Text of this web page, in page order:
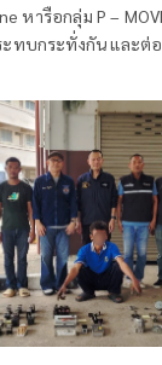
หารือกลุ่ม P –
ทบกระทั่งกัน และต่อ
นพาส่งขึ้นรถกลับไป